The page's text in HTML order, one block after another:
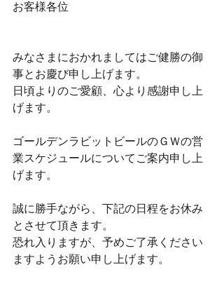
お客様各位
みなさまにおかれましてはご健勝の御
事とお慶び申し上げます。
日頃よりのご愛顧、心より感謝申し上
げます。
ゴールデンラビットビールのＧＷの営
業スケジュールについてご案内申し上
げます。
誠に勝手ながら、下記の日程をお休み
とさせて頂きます。
恐れ入りますが、予めご了承ください
ますようお願い申し上げます。